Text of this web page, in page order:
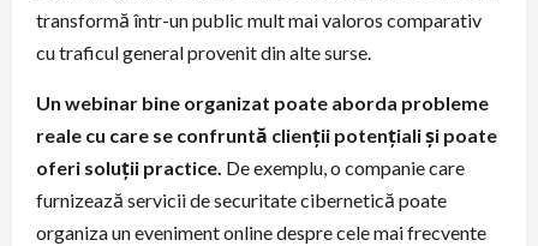
transformă într-un public mult mai valoros comparativ
cu traficul general provenit din alte surse.
Un webinar bine organizat poate aborda probleme
reale cu care se confruntă clienții potențiali și poate
oferi soluții practice. De exemplu, o companie care
furnizează servicii de securitate cibernetică poate
organiza un eveniment online despre cele mai frecvente